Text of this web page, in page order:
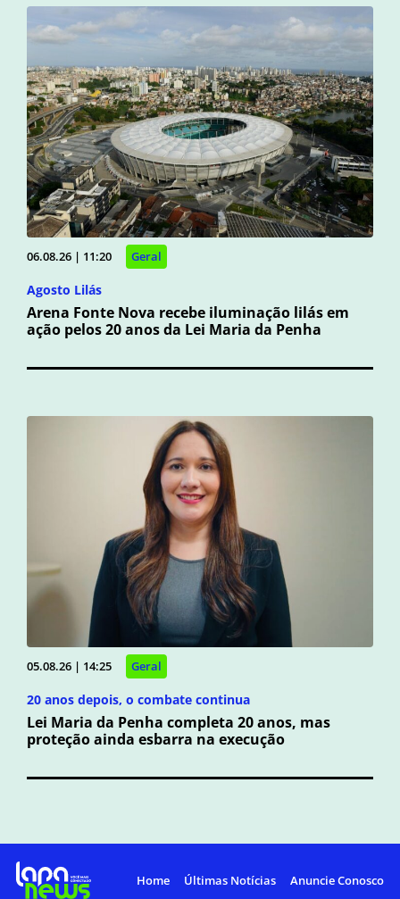
06.08.26 | 11:20 Geral
Agosto Lilás
Arena Fonte Nova recebe iluminação lilás em
ação pelos 20 anos da Lei Maria da Penha
05.08.26 | 14:25 Geral
20 anos depois, o combate continua
Lei Maria da Penha completa 20 anos, mas
proteção ainda esbarra na execução
Home Últimas Notícias Anuncie Conosco